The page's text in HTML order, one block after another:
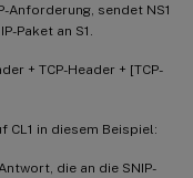
Anforderung, sendet NS1
Paket an S1.
+ TCP-Header + [TCP-
CL1 in diesem Beispiel:
die an die SNIP-